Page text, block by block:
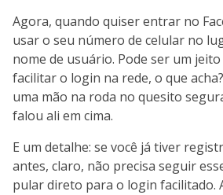
Agora, quando quiser entrar no
usar o seu número de celular no
nome de usuário. Pode ser um
facilitar o login na rede, o que
uma mão na roda no quesito
falou ali em cima.
E um detalhe: se você já tiver
antes, claro, não precisa seguir
pular direto para o login facilitado.